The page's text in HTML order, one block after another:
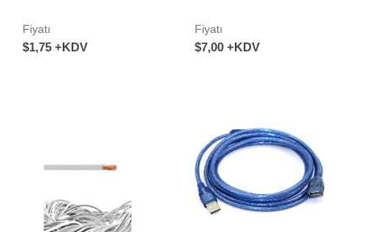
Fiyatı
$1,75 +KDV
Fiyatı
$7,00 +KDV